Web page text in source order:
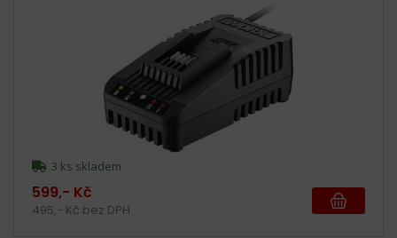
3 ks skladem
599,- Kč
495,- Kč bez DPH